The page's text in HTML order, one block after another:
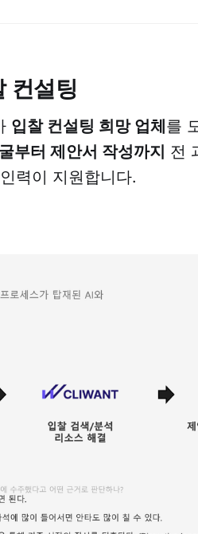
컨설팅
입찰 컨설팅 희망 업체를
부터 제안서 작성까지 전
력이 지원합니다.